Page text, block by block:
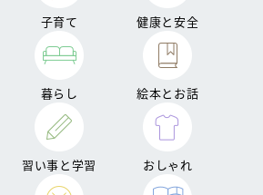
子育て 健康と安全
暮らし 絵本とお話
習い事と学習 おしゃれ